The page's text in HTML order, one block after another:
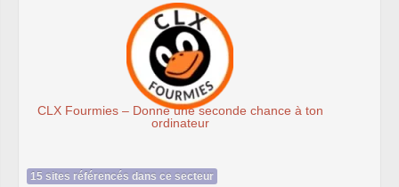
à ton
Ateliers du Libre à Roubaix
15 sites référencés dans ce secteur